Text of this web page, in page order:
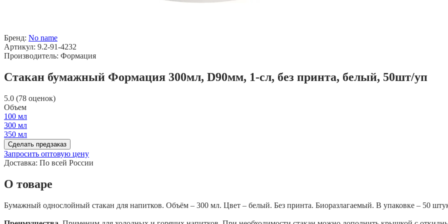
Бренд: No name
Артикул: 9.2-91-4232
Производитель: Формация
Стакан бумажный Формация 300мл, D90мм, 1-сл, без принта, белый, 50шт/уп
5.0 (78 оценок)
Объем
100 мл
300 мл
350 мл
Сделать предзаказ
Запросить оптовую цену
Доставка: По всей России
О товаре
Бумажный однослойный стакан для напитков. Объём – 300 мл. Цвет – белый. Без принта. Биоразлагаемый. В упаковке – 50